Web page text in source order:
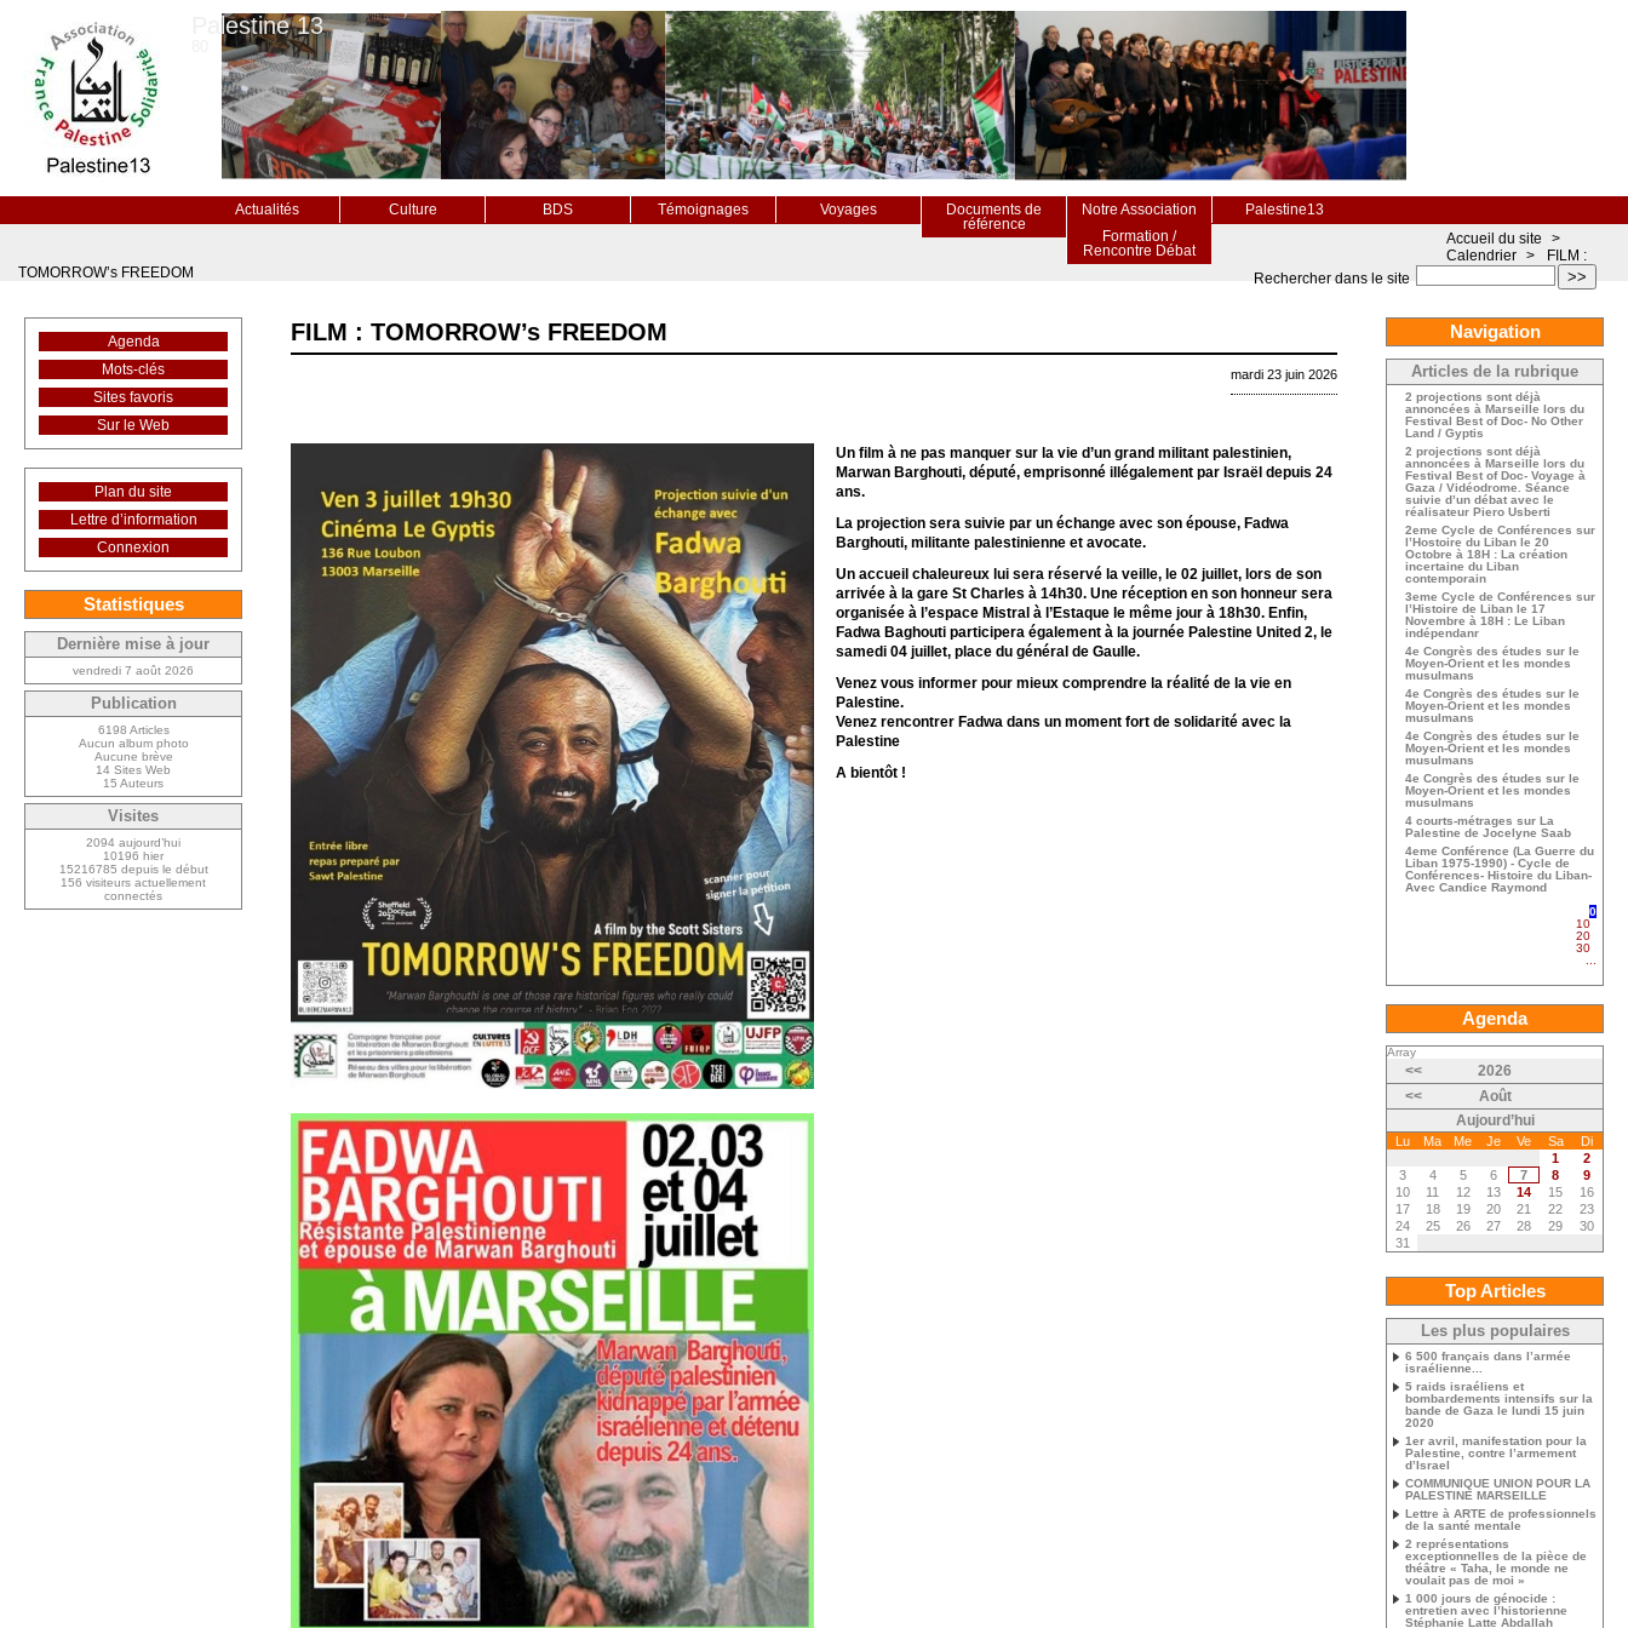
Palestine 13
Actualités Culture BDS Témoignages Voyages
Documents de
référence
Notre Association
Palestine13
Formation /
Rencontre Débat
>>
Rechercher dans le site
Accueil du site
>
Calendrier >
FILM :
TOMORROW’s FREEDOM
FILM : TOMORROW’s FREEDOM
mardi 23 juin 2026
Un film à ne pas manquer sur la vie d’un grand militant palestinien,
Marwan Barghouti, député, emprisonné illégalement par Israël depuis 24
ans.
La projection sera suivie par un échange avec son épouse, Fadwa
Barghouti, militante palestinienne et avocate.
Un accueil chaleureux lui sera réservé la veille, le 02 juillet, lors de son
arrivée à la gare St Charles à 14h30. Une réception en son honneur sera
organisée à l’espace Mistral à l’Estaque le même jour à 18h30. Enfin,
Fadwa Baghouti participera également à la journée Palestine United 2, le
samedi 04 juillet, place du général de Gaulle.
Venez vous informer pour mieux comprendre la réalité de la vie en
Palestine.
Venez rencontrer Fadwa dans un moment fort de solidarité avec la
Palestine
A bientôt !
Agenda
Mots-clés
Sites favoris
Sur le Web
Plan du site
Lettre d’information
Connexion
Statistiques
Dernière mise à jour
vendredi 7 août 2026
Publication
6198 Articles
Aucun album photo
Aucune brève
14 Sites Web
15 Auteurs
Visites
2094 aujourd’hui
10196 hier
15216785 depuis le début
156 visiteurs actuellement
connectés
Navigation
Articles de la rubrique
2 projections sont déjà
annoncées à Marseille lors du
Festival Best of Doc- No Other
Land / Gyptis
2 projections sont déjà
annoncées à Marseille lors du
Festival Best of Doc- Voyage à
Gaza / Vidéodrome. Séance
suivie d’un débat avec le
réalisateur Piero Usberti
2eme Cycle de Conférences sur
l’Hostoire du Liban le 20
Octobre à 18H : La création
incertaine du Liban
contemporain
3eme Cycle de Conférences sur
l’Histoire de Liban le 17
Novembre à 18H : Le Liban
indépendanr
4e Congrès des études sur le
Moyen-Orient et les mondes
musulmans
4e Congrès des études sur le
Moyen-Orient et les mondes
musulmans
4e Congrès des études sur le
Moyen-Orient et les mondes
musulmans
4e Congrès des études sur le
Moyen-Orient et les mondes
musulmans
4 courts-métrages sur La
Palestine de Jocelyne Saab
4eme Conférence (La Guerre du
Liban 1975-1990) - Cycle de
Conférences- Histoire du Liban-
Avec Candice Raymond
0
10
20
30
Agenda
Array
<<
2026
<<
Août
Aujourd’hui
Lu Ma Me Je Ve Sa
Di
1
2
3
4 5 6 7 8
9
10
11 12 13 14 15
16
17
18 19 20 21 22
23
24
25 26 27 28 29
30
31
Top Articles
Les plus populaires
6 500 français dans l’armée
israélienne...
5 raids israéliens et
bombardements intensifs sur la
bande de Gaza le lundi 15 juin
2020
1er avril, manifestation pour la
Palestine, contre l’armement
d’Israel
COMMUNIQUE UNION POUR LA
PALESTINE MARSEILLE
Lettre à ARTE de professionnels
de la santé mentale
2 représentations
exceptionnelles de la pièce de
théâtre « Taha, le monde ne
voulait pas de moi »
1 000 jours de génocide :
entretien avec l’historienne
Stéphanie Latte Abdallah